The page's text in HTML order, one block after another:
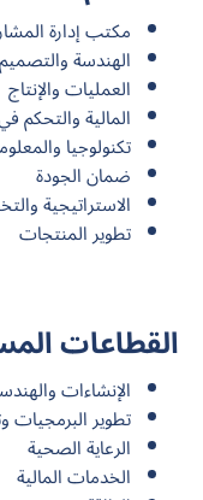
مكتب إدارة
الهندسة والتصميم
العمليات والإنتاج
المالية والتحكم
تكنولوجيا
ضمان الجودة
الاستراتيجية
تطوير المنتجات
القطاعات
الإنشاءات
تطوير البرمجيات
الرعاية الصحية
الخدمات المالية